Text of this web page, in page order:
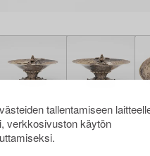
tallentamiseen
verkkosivuston käytön